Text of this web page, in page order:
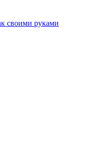
своими руками